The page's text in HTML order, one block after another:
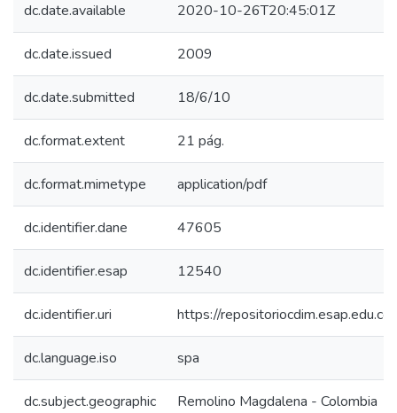
dc.date.available 2020-10-26T20:45:01Z
dc.date.issued 2009
dc.date.submitted 18/6/10
dc.format.extent 21 pág.
dc.format.mimetype application/pdf
dc.identifier.dane 47605
dc.identifier.esap 12540
dc.identifier.uri https://
dc.language.iso spa
dc.subject.geographic Remolino Magdalena - Colombia